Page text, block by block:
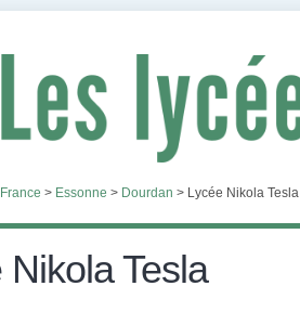
> Essonne > Dourdan > Lycée Nikola Tesla
Nikola Tesla